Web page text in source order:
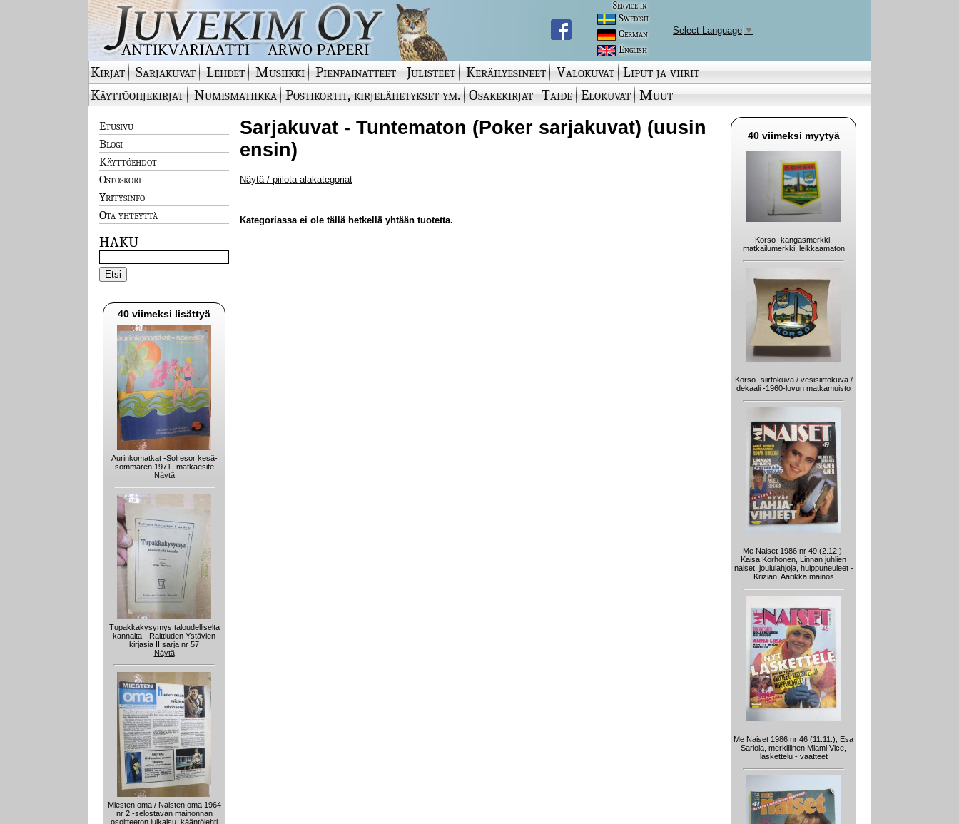
Service in
Swedish
German
English
Select Language ▼
Kirjat Sarjakuvat Lehdet Musiikki Pienpainatteet Julisteet Keräilyesineet Valokuvat Liput ja viirit
Käyttöohjekirjat
Numismatiikka Postikortit, kirjelähetykset ym. Osakekirjat Taide Elokuvat Muut
Etusivu
Blogi
Käyttöehdot
Ostoskori
Yritysinfo
Ota yhteyttä
HAKU
40 viimeksi lisättyä
Aurinkomatkat -Solresor kesä-
sommaren 1971 -matkaesite
Näytä
Tupakkakysymys taloudelliselta
kannalta - Raittiuden Ystävien
kirjasia II sarja nr 57
Näytä
Miesten oma / Naisten oma 1964
nr 2 -selostavan mainonnan
osoitteeton julkaisu, kääntölehti
Sarjakuvat - Tuntematon (Poker sarjakuvat) (uusin
ensin)
Näytä / piilota alakategoriat
Kategoriassa ei ole tällä hetkellä yhtään tuotetta.
40 viimeksi myytyä
Korso -kangasmerkki,
matkailumerkki, leikkaamaton
Korso -siirtokuva / vesisiirtokuva /
dekaali -1960-luvun matkamuisto
Me Naiset 1986 nr 49 (2.12.),
Kaisa Korhonen, Linnan juhlien
naiset, joululahjoja, huippuneuleet -
Krizian, Aarikka mainos
Me Naiset 1986 nr 46 (11.11.), Esa
Sariola, merkillinen Miami Vice,
laskettelu - vaatteet